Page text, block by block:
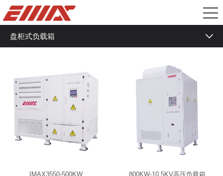
盘柜式负载箱
冷板式液冷负载
冷板式相变负载
浸没式液冷负载
浸没式相变负载
IMAX3550-500KW 800KW-10.5KV高压负载箱